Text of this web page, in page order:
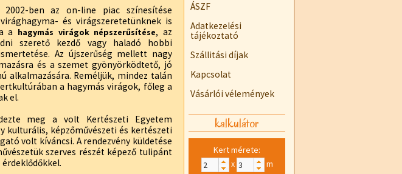
2002-ben az on-line piac színesítése
és virágszeretetünknek is
a hagymás virágok népszerűsítése, az
szerető kezdő vagy haladó hobbi
Az újszerűség mellett nagy
és a szemet gyönyörködtető, jó
alkalmazására. Reméljük, mindez talán
a hagymás virágok, főleg a
el.
meg a volt Kertészeti Egyetem
kulturális, képzőművészeti és kertészeti
volt kíváncsi. A rendezvény küldetése
szerves részét képező tulipánt
ÁSZF
Adatkezelési
tájékoztató
Szállitási díjak
Kapcsolat
Vásárlói vélemények
kalkulátor
Kert mérete:
x
m